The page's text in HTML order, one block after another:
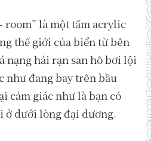
room” là một tấm acrylic
thế giới của biển từ bên
nạng hải rạn san hô bơi lội
như đang bay trên bầu
cảm giác như là bạn có
ở dưới lòng đại dương.